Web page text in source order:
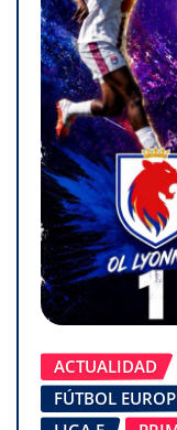
ACTUALIDAD
FÚTBOL